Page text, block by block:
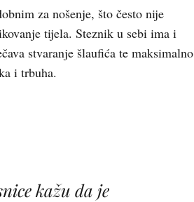
za nošenje, što često nije
tijela. Steznik u sebi ima i
stvaranje šlaufića te maksimalno
i trbuha.
kažu da je